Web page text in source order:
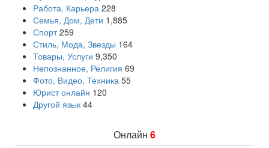
Работа, Карьера 228
Семья, Дом, Дети 1,885
Спорт 259
Стиль, Мода, Звезды 164
Товары, Услуги 9,350
Непознанное, Религия 69
Фото, Видео, Техника 55
Юрист онлайн 120
Другой язык 44
Онлайн 6